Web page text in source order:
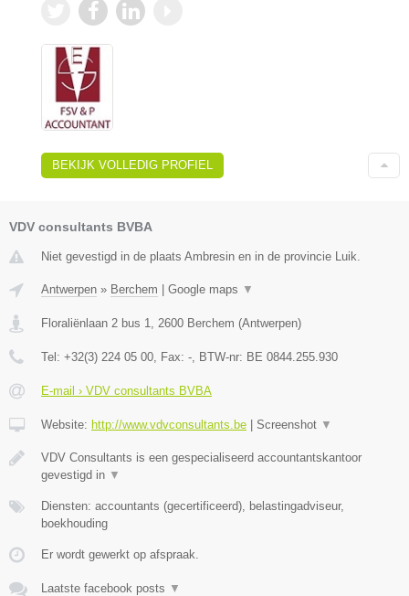
BEKIJK VOLLEDIG PROFIEL
VDV consultants BVBA
Niet gevestigd in de plaats Ambresin en in de provincie Luik.
Antwerpen » Berchem | Google maps ▼
Floraliënlaan 2 bus 1 2600 Berchem (Antwerpen)
Tel: +32(3) 224 05 00 , Fax: - , BTW-nr: BE 0844.255.930
E-mail › VDV consultants BVBA
Website: http://www.vdvconsultants.be | Screenshot ▼
VDV Consultants is een gespecialiseerd accountantskantoor
gevestigd in ▼
Diensten: accountants (gecertificeerd), belastingadviseur,
boekhouding
Er wordt gewerkt op afspraak.
Laatste facebook posts ▼